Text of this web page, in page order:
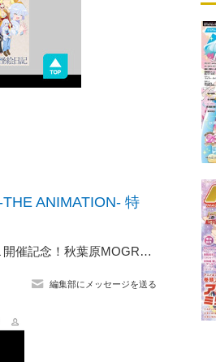
THE ANIMATION- 特
「AKIBA’S FESTIVAL 開催記念！秋葉原MOGRAにてXi-lium×AKIBA’S TRIPによるアニクライベント開催決定！
編集部にメッセージを送る